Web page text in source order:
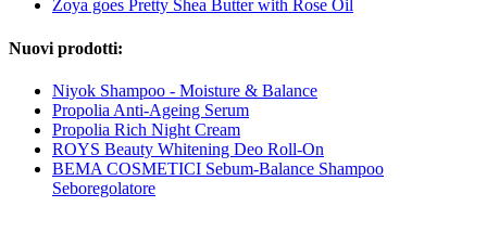
Zoya goes Pretty Shea Butter with Rose Oil
Nuovi prodotti:
Niyok Shampoo - Moisture & Balance
Propolia Anti-Ageing Serum
Propolia Rich Night Cream
ROYS Beauty Whitening Deo Roll-On
BEMA COSMETICI Sebum-Balance Shampoo
Seboregolatore